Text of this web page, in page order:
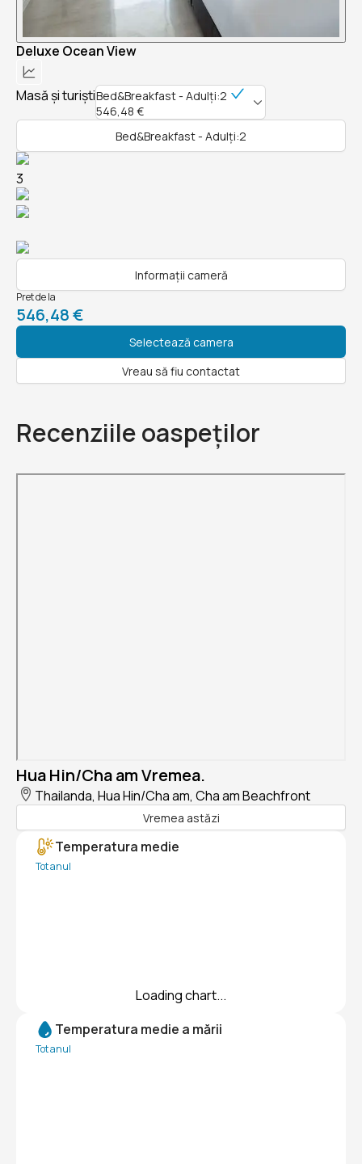
Deluxe Ocean View
Masă și turiștiBed&Breakfast - Adulți:2
546,48 €
Bed&Breakfast - Adulți:2
3
Informații cameră
Pret de la
546,48 €
Selectează camera
Vreau să fiu contactat
Recenziile oaspeților
Hua Hin/Cha am Vremea.
Thailanda, Hua Hin/Cha am, Cha am Beachfront
Vremea astăzi
Temperatura medie
Tot anul
Loading chart...
Temperatura medie a mării
Tot anul